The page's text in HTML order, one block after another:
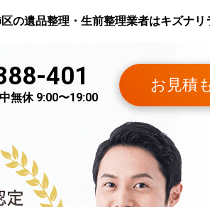
の遺品整理・生前整理業者はキズナリ
401
無休 9:00〜19:00
お見積